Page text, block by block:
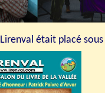
Lirenval était placé